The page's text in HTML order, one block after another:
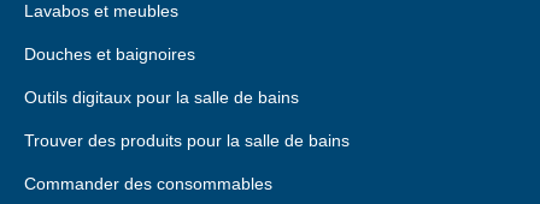
Lavabos et meubles
Douches et baignoires
Outils digitaux pour la salle de bains
Trouver des produits pour la salle de bains
Commander des consommables